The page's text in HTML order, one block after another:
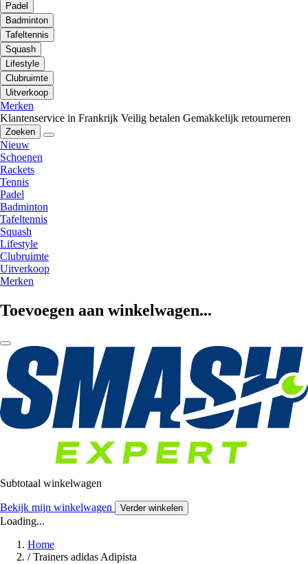
Padel
Badminton
Tafeltennis
Squash
Lifestyle
Clubruimte
Uitverkoop
Merken
Klantenservice in Frankrijk Veilig betalen Gemakkelijk retourneren
Zoeken
Nieuw
Schoenen
Rackets
Tennis
Padel
Badminton
Tafeltennis
Squash
Lifestyle
Clubruimte
Uitverkoop
Merken
Toevoegen aan winkelwagen...
Subtotaal winkelwagen
Bekijk mijn winkelwagen Verder winkelen
Loading...
Home
/ Trainers adidas Adipista